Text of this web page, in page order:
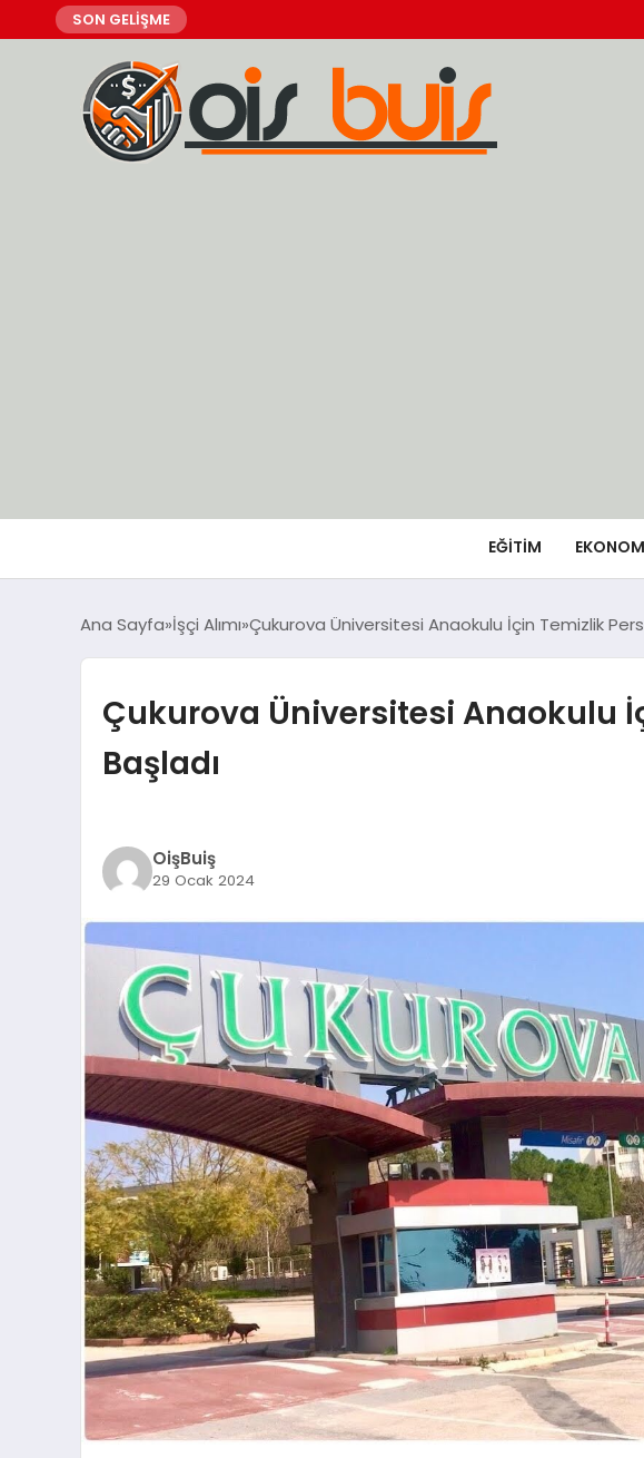
SON GELİŞME
EĞİTİM
Ana Sayfa İşçi Alımı Çukurova Üniversitesi Anaokulu İçin Temizlik
Çukurova Üniversitesi Anaokulu
Başladı
OişBuiş
29 Ocak 2024